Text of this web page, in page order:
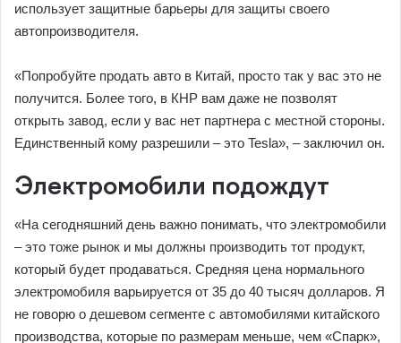
использует защитные барьеры для защиты своего
автопроизводителя.
«Попробуйте продать авто в Китай, просто так у вас это не
получится. Более того, в КНР вам даже не позволят
открыть завод, если у вас нет партнера с местной стороны.
Единственный кому разрешили – это Tesla», – заключил он.
Электромобили подождут
«На сегодняшний день важно понимать, что электромобили
– это тоже рынок и мы должны производить тот продукт,
который будет продаваться. Средняя цена нормального
электромобиля варьируется от 35 до 40 тысяч долларов. Я
не говорю о дешевом сегменте с автомобилями китайского
производства, которые по размерам меньше, чем «Спарк»,